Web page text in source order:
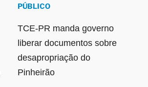
PÚBLICO
TCE-PR manda governo
liberar documentos sobre
desapropriação do
Pinheirão